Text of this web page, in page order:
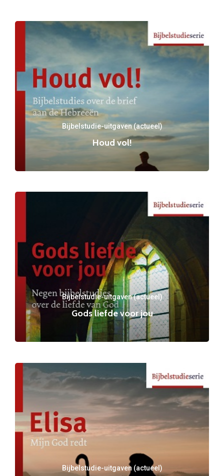
Bijbelstudie-uitgaven (actueel)
Houd vol!
Bijbelstudie-uitgaven (actueel)
Gods liefde voor jou
Bijbelstudie-uitgaven (actueel)